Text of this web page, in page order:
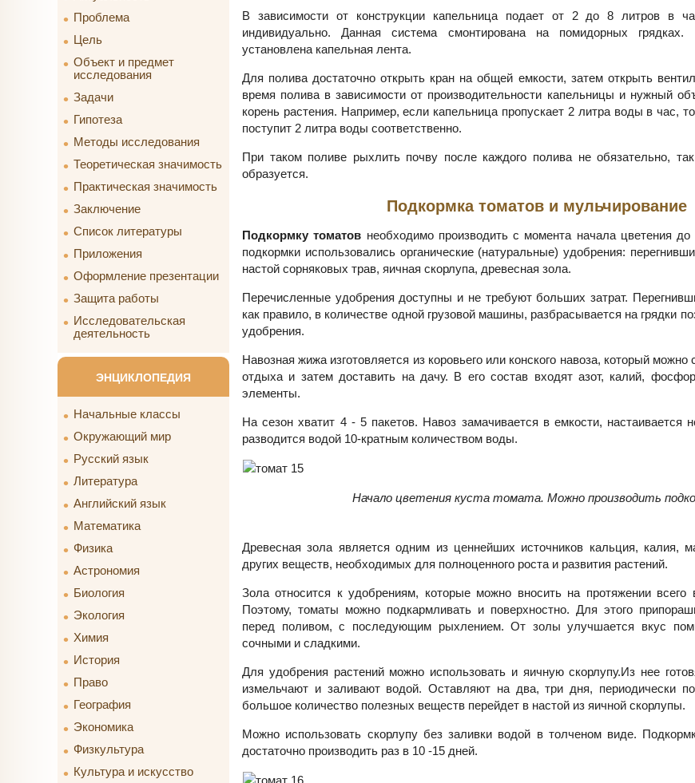
Проблема
Цель
Объект и предмет
исследования
Задачи
Гипотеза
Методы исследования
Теоретическая значимость
Практическая значимость
Заключение
Список литературы
Приложения
Оформление презентации
Защита работы
Исследовательская
деятельность
ЭНЦИКЛОПЕДИЯ
Начальные классы
Окружающий мир
Русский язык
Литература
Английский язык
Математика
Физика
Астрономия
Биология
Экология
Химия
История
Право
География
Экономика
Физкультура
Культура и искусство
В зависимости от конструкции капельница подает от 2 до 8 литров в
индивидуально. Данная система смонтирована на помидорных грядках.
установлена капельная лента.
Для полива достаточно открыть кран на общей емкости, затем открыть
время полива в зависимости от производительности капельницы и нужный
корень растения. Например, если капельница пропускает 2 литра воды в час,
поступит 2 литра воды соответственно.
При таком поливе рыхлить почву после каждого полива не обязательно,
образуется.
Подкормка томатов и мульчирование
Подкормку томатов необходимо производить с момента начала цветения
подкормки использовались органические (натуральные) удобрения:
настой сорняковых трав, яичная скорлупа, древесная зола.
Перечисленные удобрения доступны и не требуют больших затрат.
как правило, в количестве одной грузовой машины, разбрасывается на грядки
удобрения.
Навозная жижа изготовляется из коровьего или конского навоза, который можно
отдыха и затем доставить на дачу. В его состав входят азот, калий,
элементы.
На сезон хватит 4 - 5 пакетов. Навоз замачивается в емкости, настаивается
разводится водой 10-кратным количеством воды.
Начало цветения куста томата. Можно производить
Древесная зола является одним из ценнейших источников кальция, калия,
других веществ, необходимых для полноценного роста и развития растений.
Зола относится к удобрениям, которые можно вносить на протяжении всего
Поэтому, томаты можно подкармливать и поверхностно. Для этого
перед поливом, с последующим рыхлением. От золы улучшается вкус
сочными и сладкими.
Для удобрения растений можно использовать и яичную скорлупу.Из нее
измельчают и заливают водой. Оставляют на два, три дня, периодически
большое количество полезных веществ перейдет в настой из яичной скорлупы.
Можно использовать скорлупу без заливки водой в толченом виде.
достаточно производить раз в 10 -15 дней.